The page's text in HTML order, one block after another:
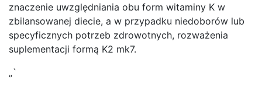
znaczenie uwzględniania obu form witaminy K w
zbilansowanej diecie, a w przypadku niedoborów lub
specyficznych potrzeb zdrowotnych, rozważenia
suplementacji formą K2 mk7.
„`